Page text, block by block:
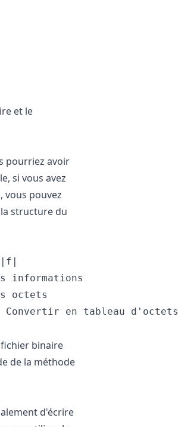
et le
pourriez avoir
si vous avez
vous pouvez
structure du
|f|
informations
octets
en tableau d'octets
binaire
de la méthode
d'écrire